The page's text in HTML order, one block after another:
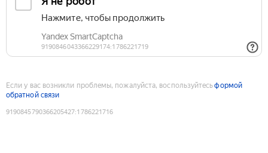
Если у вас возникли проблемы, пожалуйста, воспользуйтесьформой
обратной связи
9190845790366205427:1786221716